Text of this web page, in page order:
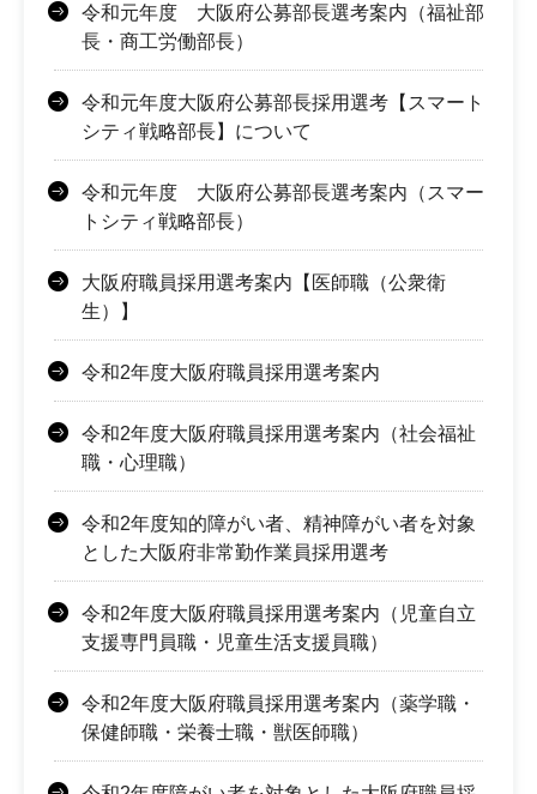
令和元年度 大阪府公募部長選考案内（福祉部
長・商工労働部長）
令和元年度大阪府公募部長採用選考【スマート
シティ戦略部長】について
令和元年度 大阪府公募部長選考案内（スマー
トシティ戦略部長）
大阪府職員採用選考案内【医師職（公衆衛
生）】
令和2年度大阪府職員採用選考案内
令和2年度大阪府職員採用選考案内（社会福祉
職・心理職）
令和2年度知的障がい者、精神障がい者を対象
とした大阪府非常勤作業員採用選考
令和2年度大阪府職員採用選考案内（児童自立
支援専門員職・児童生活支援員職）
令和2年度大阪府職員採用選考案内（薬学職・
保健師職・栄養士職・獣医師職）